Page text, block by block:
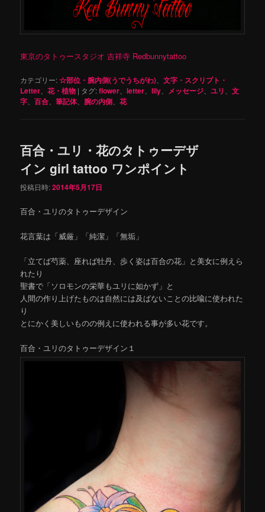
東京のタトゥースタジオ 吉祥寺 Redbunnytattoo
カテゴリー:☆部位・腕内側(うでうちがわ) 、文字・スクリプト・
Letter 、花・植物 | タグ:flower 、letter 、lily メッセージ 、ユリ 、文
字 、百合 、筆記体、 腕の内側 、花
百合・ユリ・花のタトゥーデザ
イン girl tattoo ワンポイント
投稿日時:2014年5月17日
百合・ユリのタトゥーデザイン
花言葉は「威厳」「純潔」「無垢」
「立てば芍薬、座れば牡丹、歩く姿は百合の花」と美女に例えら
れたり
聖書で「ソロモンの栄華もユリに如かず」と
人間の作り上げたものは自然には及ばないことの比喩に使われた
り
とにかく美しいものの例えに使われる事が多い花です。
百合・ユリのタトゥーデザイン１